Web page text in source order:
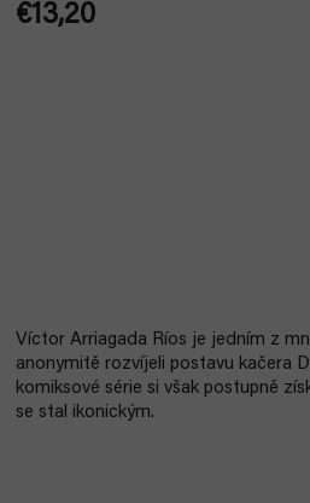
€13,20
Víctor Arriagada Ríos je jedním z
anonymitě rozvíjeli postavu kačera
komiksové série si však postupně
se stal ikonickým.